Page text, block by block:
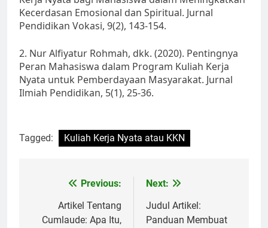
Kecerdasan Emosional dan Spiritual. Jurnal
Pendidikan Vokasi, 9(2), 143-154.
2. Nur Alfiyatur Rohmah, dkk. (2020). Pentingnya
Peran Mahasiswa dalam Program Kuliah Kerja
Nyata untuk Pemberdayaan Masyarakat. Jurnal
Ilmiah Pendidikan, 5(1), 25-36.
Tagged: Kuliah Kerja Nyata atau KKN
navigation
Previous:
Artikel Tentang
Cumlaude: Apa Itu,
Next:
Judul Artikel:
Panduan Membuat